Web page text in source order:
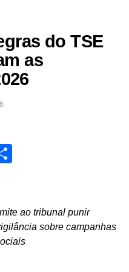
do TSE
as
ao tribunal punir
sobre campanhas